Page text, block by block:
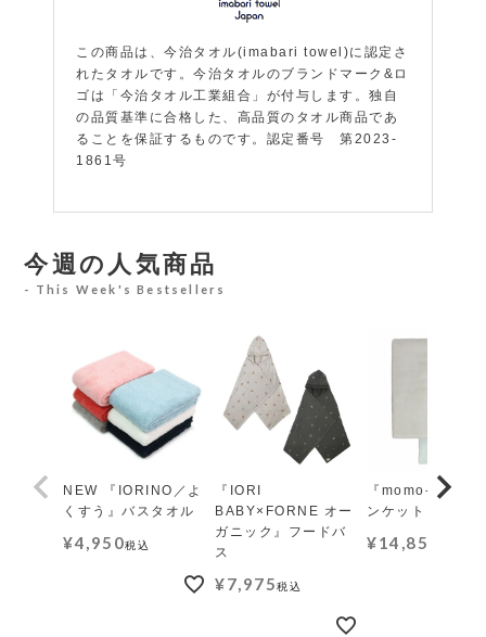
この商品は、今治タオル(imabari towel)に認定さ
れたタオルです。今治タオルのブランドマーク&ロ
ゴは「今治タオル工業組合」が付与します。独自
の品質基準に合格した、高品質のタオル商品であ
ることを保証するものです。認定番号 第2023-
1861号
今週の人気商品
This Week's Bestsellers
NEW 『IORINO／よ
くすう』バスタオル
¥4,950税込
『IORI
BABY×FORNE オー
ガニック』フードバ
ス
¥7,975税込
『momo-モモ』
ンケット レギュ
¥14,850